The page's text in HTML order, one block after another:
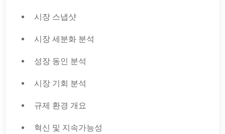
시장 스냅샷
시장 세분화 분석
성장 동인 분석
시장 기회 분석
규제 환경 개요
혁신 및 지속가능성